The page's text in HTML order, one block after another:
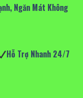
Ngăn Mát Không
Hỗ Trợ Nhanh 24/7